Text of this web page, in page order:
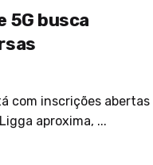
5G busca
com inscrições abertas
aproxima, ...